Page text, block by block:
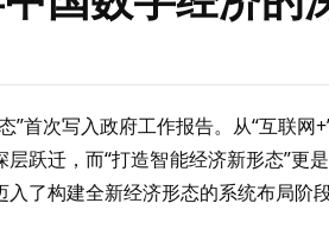
首次写入政府工作报告。从“互联网
跃迁，而“打造智能经济新形态”更
了构建全新经济形态的系统布局阶段